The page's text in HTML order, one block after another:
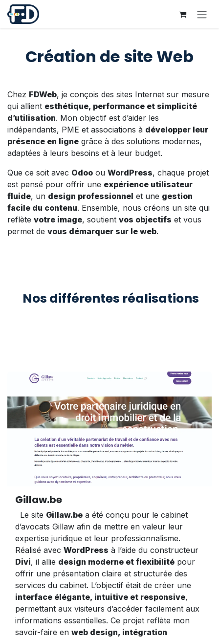
Se rendre au contenu
Création de site Web
Chez FDWeb, je conçois des sites Internet sur mesure
qui allient esthétique, performance et simplicité
d’utilisation. Mon objectif est d’aider les
indépendants, PME et associations à développer leur
présence en ligne grâce à des solutions modernes,
adaptées à leurs besoins et à leur budget.
Que ce soit avec Odoo ou WordPress, chaque projet
est pensé pour offrir une expérience utilisateur
fluide, un design professionnel et une gestion
facile du contenu. Ensemble, nous créons un site qui
reflète votre image, soutient vos objectifs et vous
permet de vous démarquer sur le web.
Nos différentes réalisations
Gillaw.be
Le site Gillaw.be a été conçu pour le cabinet
d’avocats Gillaw afin de mettre en valeur leur
expertise juridique et leur professionnalisme.
Réalisé avec WordPress à l’aide du constructeur
Divi, il allie design moderne et flexibilité pour
offrir une présentation claire et structurée des
services du cabinet. L’objectif était de créer une
interface élégante, intuitive et responsive,
permettant aux visiteurs d’accéder facilement aux
informations essentielles. Ce projet reflète mon
savoir-faire en web design, intégration